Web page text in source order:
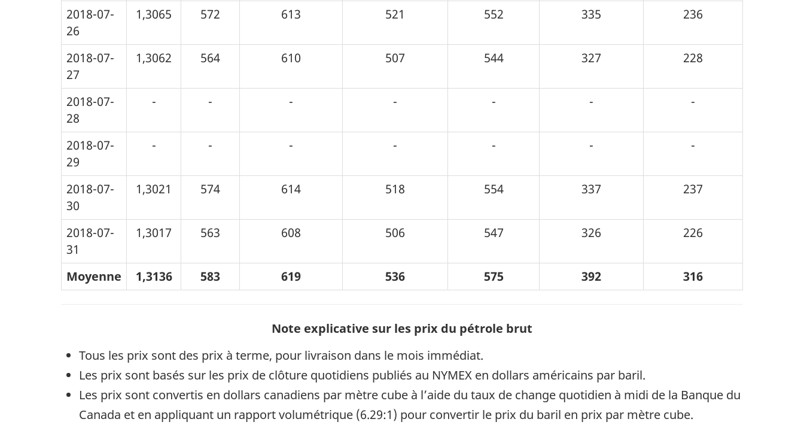
2018-07-
26
1,3065 572 613 521 552 335 236
2018-07-
27
1,3062 564 610 507 544 327 228
2018-07-
28
- - - - - - -
2018-07-
29
- - - - - - -
2018-07-
30
1,3021 574 614 518 554 337 237
2018-07-
31
1,3017 563 608 506 547 326 226
Moyenne 1,3136 583 619 536 575 392 316
Note explicative sur les prix du pétrole brut
Tous les prix sont des prix à terme, pour livraison dans le mois immédiat.
Les prix sont basés sur les prix de clôture quotidiens publiés au NYMEX en dollars américains par baril.
Les prix sont convertis en dollars canadiens par mètre cube à l’aide du taux de change quotidien à midi de la Banque du
Canada et en appliquant un rapport volumétrique (6.29:1) pour convertir le prix du baril en prix par mètre cube.